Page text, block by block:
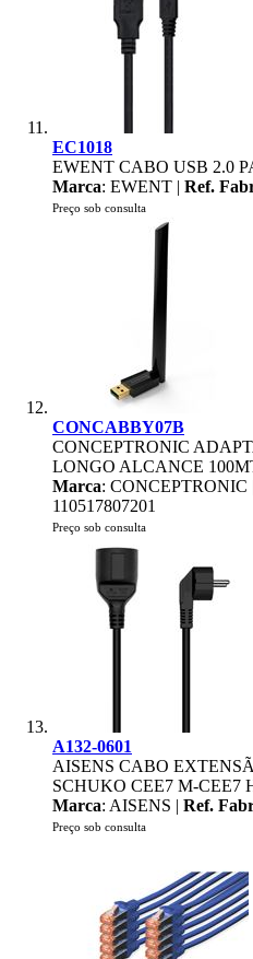
EC1018
EWENT CABO USB 2.0
Marca: EWENT | Ref.
Preço sob consulta
CONCABBY07B
CONCEPTRONIC
LONGO ALCANCE
Marca: CONCEPTRONIC |
110517807201
Preço sob consulta
A132-0601
AISENS CABO
SCHUKO CEE7 M-CEE7
Marca: AISENS | Ref.
Preço sob consulta